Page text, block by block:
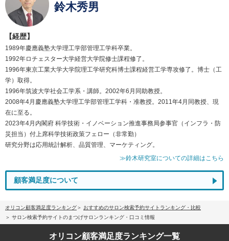
鈴木秀男
【経歴】
1989年慶應義塾大学理工学部管理工学科卒業。
1992年ロチェスター大学経営大学院修士課程修了。
1996年東京工業大学大学院理工学研究科博士課程経営工学専攻修了。博士（工
学）取得。
1996年筑波大学社会工学系・講師。2002年6月同助教授。
2008年4月慶應義塾大学理工学部管理工学科・准教授。2011年4月同教授、現
在に至る。
2023年4月内閣府 科学技術・イノベーション推進事務局参事官（インフラ・防
災担当）付上席科学技術政策フェロー（非常勤）
研究分野は応用統計解析、品質管理、マーケティング。
≫鈴木研究室についての詳細はこちら
顧客満足度について
オリコン顧客満足度ランキング
おすすめのサロン検索予約サイトランキング・比較
サロン検索予約サイトのまつげサロンランキング・口コミ情報
オリコン顧客満足度ランキング一覧